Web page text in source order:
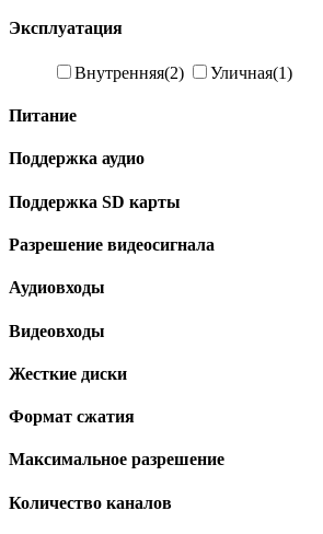
Эксплуатация
Внутренняя(2) Уличная(1)
Питание
Поддержка аудио
Поддержка SD карты
Разрешение видеосигнала
Аудиовходы
Видеовходы
Жесткие диски
Формат сжатия
Максимальное разрешение
Количество каналов